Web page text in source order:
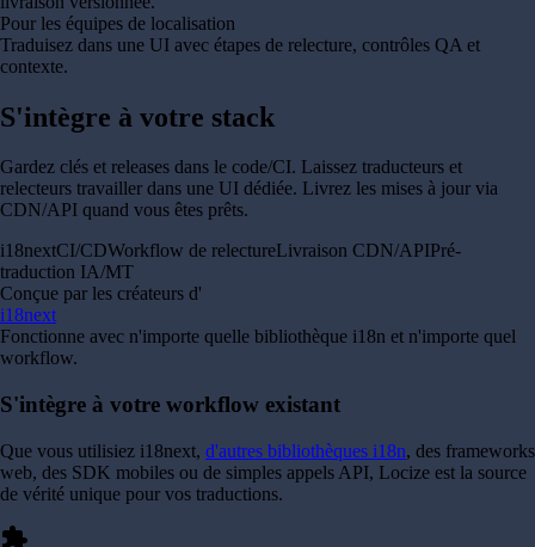
Pour les équipes de localisation
Traduisez dans une UI avec étapes de relecture, contrôles QA et
contexte.
S'intègre à votre stack
Gardez clés et releases dans le code/CI. Laissez traducteurs et
relecteurs travailler dans une UI dédiée. Livrez les mises à jour via
CDN/API quand vous êtes prêts.
i18nextCI/CDWorkflow de relectureLivraison CDN/APIPré-
traduction IA/MT
Conçue par les créateurs d'
i18next
Fonctionne avec n'importe quelle bibliothèque i18n et n'importe quel
workflow.
S'intègre à votre workflow existant
Que vous utilisiez i18next, d'autres bibliothèques i18n, des frameworks
web, des SDK mobiles ou de simples appels API, Locize est la source
de vérité unique pour vos traductions.
extension